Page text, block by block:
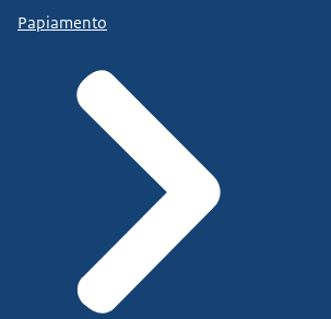
Papiamento